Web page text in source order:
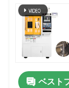
歯科ラボの
工業用CNC機
ベスト